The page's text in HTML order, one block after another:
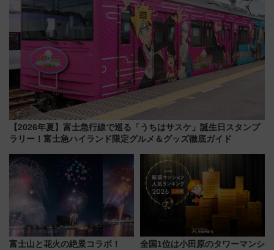
【2026年夏】富士急行線で巡る「うちはサスケ」誕生日スタンプ
ラリー！富士急ハイランド限定グルメ＆グッズ徹底ガイド
富士山と花火の絶景コラボ！
全国1位は小田原のタワーマンシ